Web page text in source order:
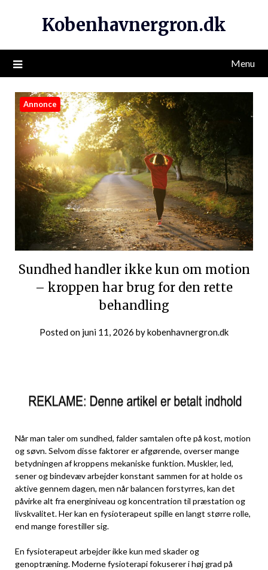
Kobenhavnergron.dk
Menu
Annonce
Sundhed handler ikke kun om motion
– kroppen har brug for den rette
behandling
Posted on juni 11, 2026 bykobenhavnergron.dk
Når man taler om sundhed, falder samtalen ofte på kost, motion
og søvn. Selvom disse faktorer er afgørende, overser mange
betydningen af kroppens mekaniske funktion. Muskler, led,
sener og bindevæv arbejder konstant sammen for at holde os
aktive gennem dagen, men når balancen forstyrres, kan det
påvirke alt fra energiniveau og koncentration til præstation og
livskvalitet. Her kan en fysioterapeut spille en langt større rolle,
end mange forestiller sig.
En fysioterapeut arbejder ikke kun med skader og
genoptræning. Moderne fysioterapi fokuserer i høj grad på